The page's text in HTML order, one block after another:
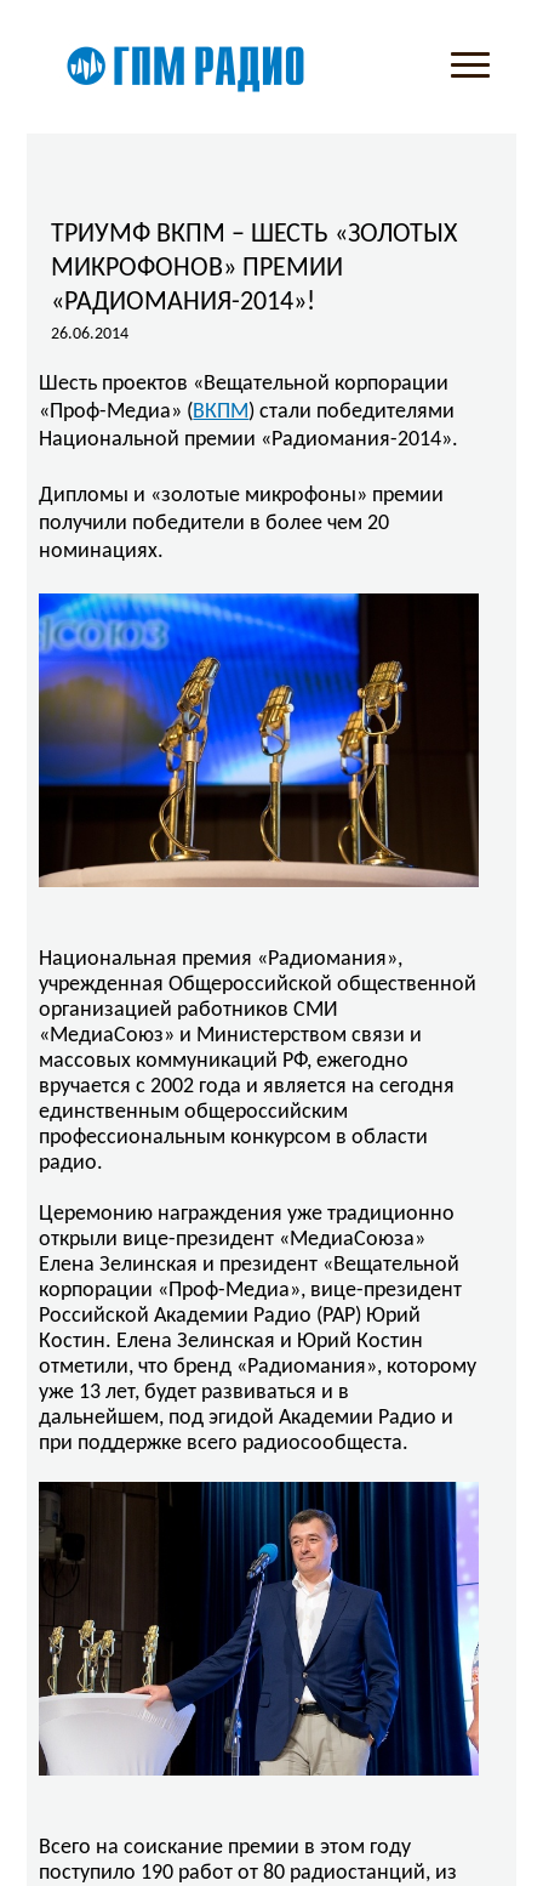
ТРИУМФ ВКПМ – ШЕСТЬ «ЗОЛОТЫХ
МИКРОФОНОВ» ПРЕМИИ
«РАДИОМАНИЯ-2014»!
26.06.2014
Шесть проектов «Вещательной корпорации
«Проф-Медиа» (ВКПМ) стали победителями
Национальной премии «Радиомания-2014».
Дипломы и «золотые микрофоны» премии
получили победители в более чем 20
номинациях.
Национальная премия «Радиомания»,
учрежденная Общероссийской общественной
организацией работников СМИ
«МедиаСоюз» и Министерством связи и
массовых коммуникаций РФ, ежегодно
вручается с 2002 года и является на сегодня
единственным общероссийским
профессиональным конкурсом в области
радио.
Церемонию награждения уже традиционно
открыли вице-президент «МедиаСоюза»
Елена Зелинская и президент «Вещательной
корпорации «Проф-Медиа», вице-президент
Российской Академии Радио (РАР) Юрий
Костин. Елена Зелинская и Юрий Костин
отметили, что бренд «Радиомания», которому
уже 13 лет, будет развиваться и в
дальнейшем, под эгидой Академии Радио и
при поддержке всего радиосообщеста.
Всего на соискание премии в этом году
поступило 190 работ от 80 радиостанций, из